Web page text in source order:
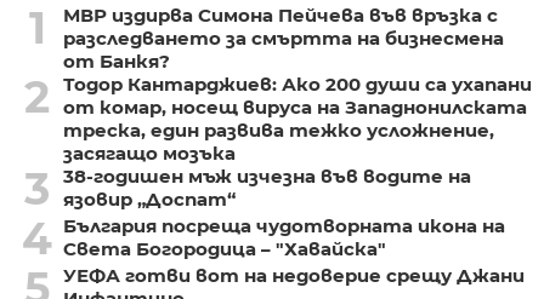
1
МВР издирва Симона Пейчева във връзка с
разследването за смъртта на бизнесмена
от Банкя?
2
Тодор Кантарджиев: Ако 200 души са ухапани
от комар, носещ вируса на Западнонилската
треска, един развива тежко усложнение,
засягащо мозъка
3
38-годишен мъж изчезна във водите на
язовир „Доспат“
4 България посреща чудотворната икона на
Света Богородица – "Хавайска"
УЕФА готви вот на недоверие срещу Джани